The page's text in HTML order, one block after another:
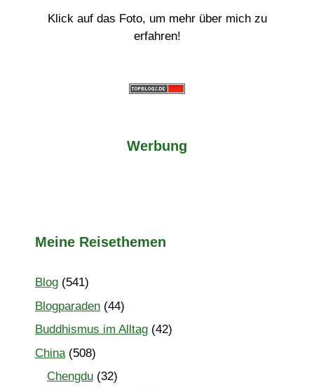
Klick auf das Foto, um mehr über mich zu
erfahren!
Werbung
Meine Reisethemen
Blog (541)
Blogparaden (44)
Buddhismus im Alltag (42)
China(508)
Chengdu (32)